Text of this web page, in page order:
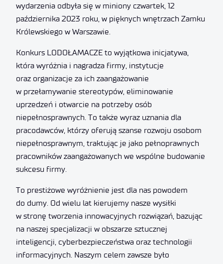
wydarzenia odbyła się w miniony czwartek, 12
października 2023 roku, w pięknych wnętrzach Zamku
Królewskiego w Warszawie.
Konkurs LODOŁAMACZE to wyjątkowa inicjatywa,
która wyróżnia i nagradza firmy, instytucje
oraz organizacje za ich zaangażowanie
w przełamywanie stereotypów, eliminowanie
uprzedzeń i otwarcie na potrzeby osób
niepełnosprawnych. To także wyraz uznania dla
pracodawców, którzy oferują szanse rozwoju osobom
niepełnosprawnym, traktując je jako pełnoprawnych
pracowników zaangażowanych we wspólne budowanie
sukcesu firmy.
To prestiżowe wyróżnienie jest dla nas powodem
do dumy. Od wielu lat kierujemy nasze wysiłki
w stronę tworzenia innowacyjnych rozwiązań, bazując
na naszej specjalizacji w obszarze sztucznej
inteligencji, cyberbezpieczeństwa oraz technologii
informacyjnych. Naszym celem zawsze było